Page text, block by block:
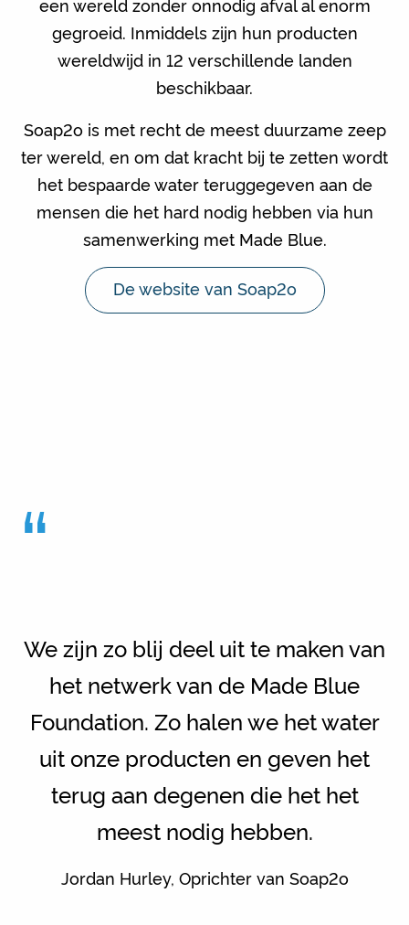
een wereld zonder onnodig afval al enorm
gegroeid. Inmiddels zijn hun producten
wereldwijd in 12 verschillende landen
beschikbaar.
Soap2o is met recht de meest duurzame zeep
ter wereld, en om dat kracht bij te zetten wordt
het bespaarde water teruggegeven aan de
mensen die het hard nodig hebben via hun
samenwerking met Made Blue.
De website van Soap2o
“
We zijn zo blij deel uit te maken van
het netwerk van de Made Blue
Foundation. Zo halen we het water
uit onze producten en geven het
terug aan degenen die het het
meest nodig hebben.
Jordan Hurley, Oprichter van Soap2o